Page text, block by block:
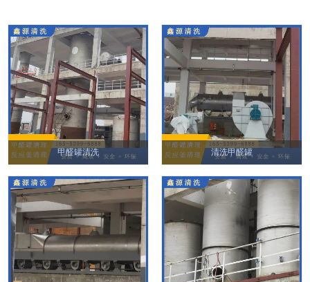
甲醛罐清洗 清洗甲醛罐